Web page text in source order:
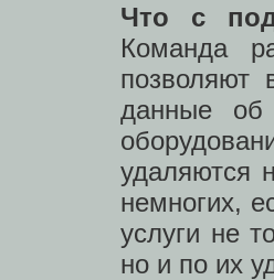
Что с
Команда
позволяют
данные об
удаляются
немногих,
услуги не
но и по их